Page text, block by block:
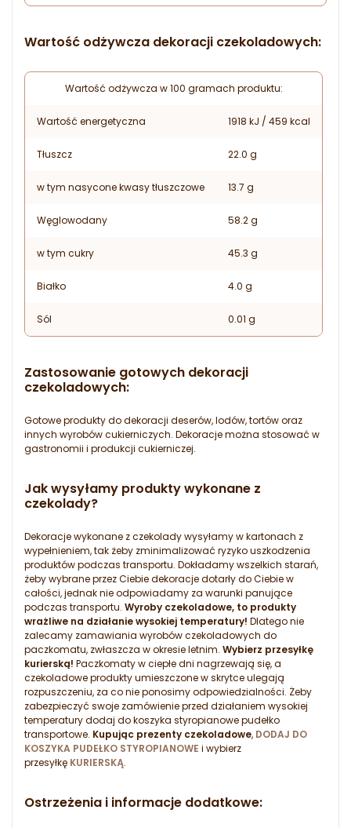
Wartość odżywcza dekoracji czekoladowych:
Wartość odżywcza w 100 gramach produktu:
Wartość energetyczna 1918 kJ / 459 kcal
Tłuszcz 22.0 g
w tym nasycone kwasy tłuszczowe 13.7 g
Węglowodany 58.2 g
w tym cukry 45.3 g
Białko 4.0 g
Sól 0.01 g
Zastosowanie gotowych dekoracji
czekoladowych:
Gotowe produkty do dekoracji deserów, lodów, tortów oraz
innych wyrobów cukierniczych. Dekoracje można stosować w
gastronomii i produkcji cukierniczej.
Jak wysyłamy produkty wykonane z
czekolady?
Dekoracje wykonane z czekolady wysyłamy w kartonach z
wypełnieniem, tak żeby zminimalizować ryzyko uszkodzenia
produktów podczas transportu. Dokładamy wszelkich starań,
żeby wybrane przez Ciebie dekoracje dotarły do Ciebie w
całości, jednak nie odpowiadamy za warunki panujące
podczas transportu. Wyroby czekoladowe, to produkty
wrażliwe na działanie wysokiej temperatury! Dlatego nie
zalecamy zamawiania wyrobów czekoladowych do
paczkomatu, zwłaszcza w okresie letnim. Wybierz przesyłkę
kurierską! Paczkomaty w ciepłe dni nagrzewają się, a
czekoladowe produkty umieszczone w skrytce ulegają
rozpuszczeniu, za co nie ponosimy odpowiedzialności. Żeby
zabezpieczyć swoje zamówienie przed działaniem wysokiej
temperatury dodaj do koszyka styropianowe pudełko
transportowe. Kupując prezenty czekoladowe, DODAJ DO
KOSZYKA PUDEŁKO STYROPIANOWE i wybierz
przesyłkę KURIERSKĄ.
Ostrzeżenia i informacje dodatkowe: